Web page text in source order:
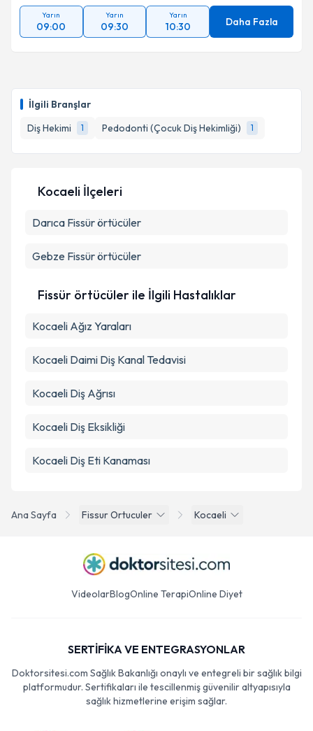
İlgili Branşlar
Diş Hekimi
1 Pedodonti (Çocuk Diş Hekimliği) 1
Yarın
09:00
Yarın
09:30
Yarın
10:30 Daha Fazla
Ana Sayfa Fissur Ortuculer Kocaeli
Kocaeli İlçeleri
Darıca Fissür örtücüler
Gebze Fissür örtücüler
Fissür örtücüler ile İlgili Hastalıklar
Kocaeli Ağız Yaraları
Kocaeli Daimi Diş Kanal Tedavisi
Kocaeli Diş Ağrısı
Kocaeli Diş Eksikliği
Kocaeli Diş Eti Kanaması
VideolarBlogOnline TerapiOnline Diyet
SERTİFİKA VE ENTEGRASYONLAR
Doktorsitesi.com Sağlık Bakanlığı onaylı ve entegreli bir sağlık bilgi
platformudur. Sertifikaları ile tescillenmiş güvenilir altyapısıyla
sağlık hizmetlerine erişim sağlar.